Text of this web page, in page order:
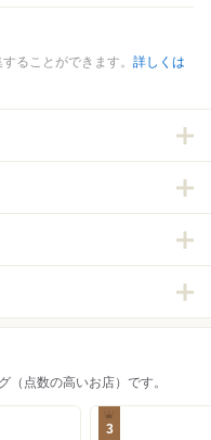
ることができます。 詳しくは
（点数の高いお店）です。
3